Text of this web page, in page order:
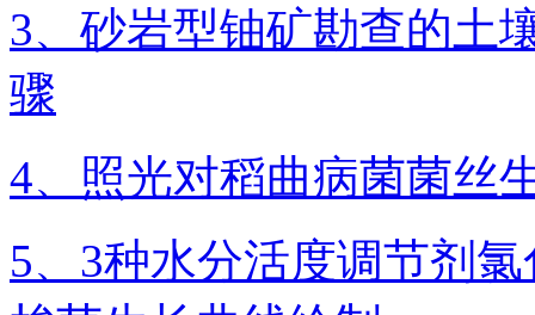
3、砂岩型铀矿勘查的土
骤
4、照光对稻曲病菌菌丝
5、3种水分活度调节剂